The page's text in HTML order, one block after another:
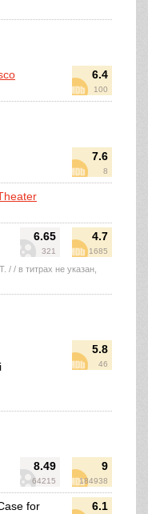
6.4
100
7.6
8
6.65
321
4.7
1685
/ / в титрах не указан,
5.8
46
8.49
64215
9
184938
6.1
for